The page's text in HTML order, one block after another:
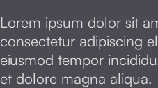
Lorem ipsum dolor sit
consectetur adipiscing
eiusmod tempor
et dolore magna aliqua.